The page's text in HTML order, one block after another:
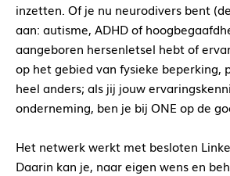
inzetten. Of je nu neurodivers bent
aan: autisme, ADHD of
aangeboren hersenletsel hebt of
op het gebied van fysieke beperking,
heel anders; als jij jouw
onderneming, ben je bij ONE op de
Het netwerk werkt met besloten
Daarin kan je, naar eigen wens en